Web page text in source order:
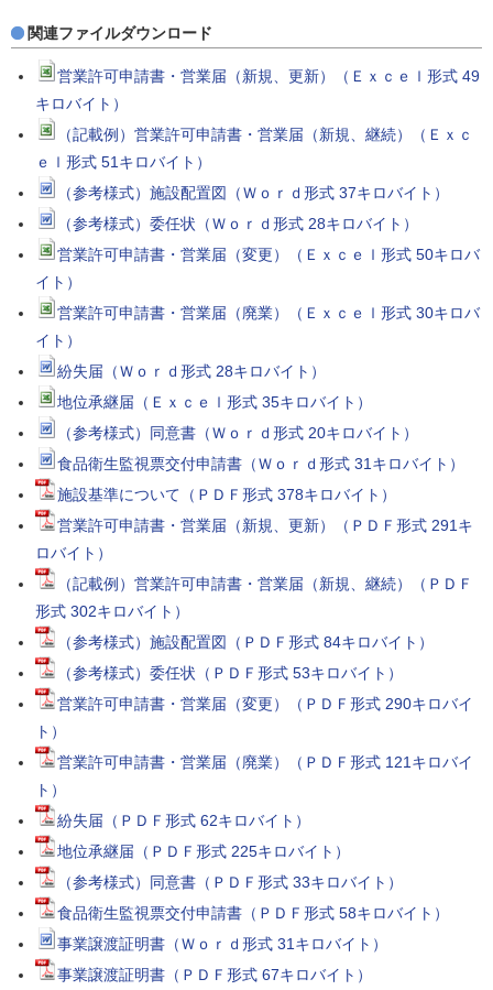
関連ファイルダウンロード
営業許可申請書・営業届（新規、更新）（Ｅｘｃｅｌ形式 49
キロバイト）
（記載例）営業許可申請書・営業届（新規、継続）（Ｅｘｃ
ｅｌ形式 51キロバイト）
（参考様式）施設配置図（Ｗｏｒｄ形式 37キロバイト）
（参考様式）委任状（Ｗｏｒｄ形式 28キロバイト）
営業許可申請書・営業届（変更）（Ｅｘｃｅｌ形式 50キロバ
イト）
営業許可申請書・営業届（廃業）（Ｅｘｃｅｌ形式 30キロバ
イト）
紛失届（Ｗｏｒｄ形式 28キロバイト）
地位承継届（Ｅｘｃｅｌ形式 35キロバイト）
（参考様式）同意書（Ｗｏｒｄ形式 20キロバイト）
食品衛生監視票交付申請書（Ｗｏｒｄ形式 31キロバイト）
施設基準について（ＰＤＦ形式 378キロバイト）
営業許可申請書・営業届（新規、更新）（ＰＤＦ形式 291キ
ロバイト）
（記載例）営業許可申請書・営業届（新規、継続）（ＰＤＦ
形式 302キロバイト）
（参考様式）施設配置図（ＰＤＦ形式 84キロバイト）
（参考様式）委任状（ＰＤＦ形式 53キロバイト）
営業許可申請書・営業届（変更）（ＰＤＦ形式 290キロバイ
ト）
営業許可申請書・営業届（廃業）（ＰＤＦ形式 121キロバイ
ト）
紛失届（ＰＤＦ形式 62キロバイト）
地位承継届（ＰＤＦ形式 225キロバイト）
（参考様式）同意書（ＰＤＦ形式 33キロバイト）
食品衛生監視票交付申請書（ＰＤＦ形式 58キロバイト）
事業譲渡証明書（Ｗｏｒｄ形式 31キロバイト）
事業譲渡証明書（ＰＤＦ形式 67キロバイト）